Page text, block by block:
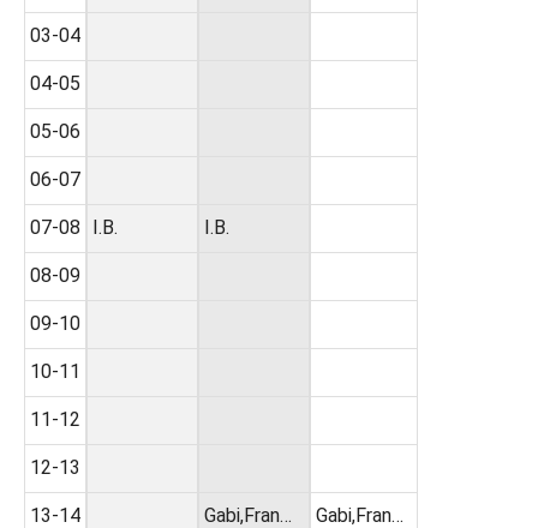
03-04
04-05
05-06
06-07
07-08
08-09
09-10
10-11
11-12
12-13
13-14
I.B. I.B.
Gabi,Fran… Gabi,Fran…